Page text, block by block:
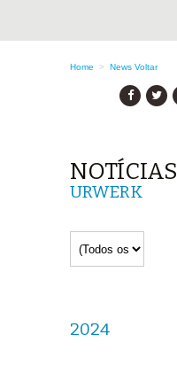
Home > News Voltar
NOTÍCIAS
URWERK
2024